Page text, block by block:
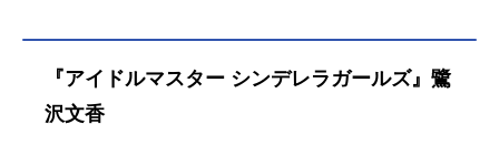
『アイドルマスター シンデレラガールズ』鷺
沢文香